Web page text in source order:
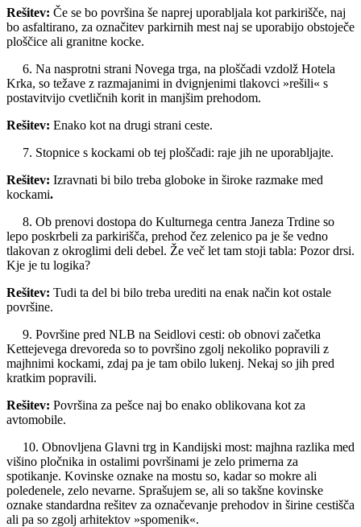
Rešitev: Če se bo površina še naprej uporabljala kot parkirišče, naj
bo asfaltirano, za označitev parkirnih mest naj se uporabijo obstoječe
ploščice ali granitne kocke.
6. Na nasprotni strani Novega trga, na ploščadi vzdolž Hotela
Krka, so težave z razmajanimi in dvignjenimi tlakovci »rešili« s
postavitvijo cvetličnih korit in manjšim prehodom.
Rešitev: Enako kot na drugi strani ceste.
7. Stopnice s kockami ob tej ploščadi: raje jih ne uporabljajte.
Rešitev: Izravnati bi bilo treba globoke in široke razmake med
kockami.
8. Ob prenovi dostopa do Kulturnega centra Janeza Trdine so
lepo poskrbeli za parkirišča, prehod čez zelenico pa je še vedno
tlakovan z okroglimi deli debel. Že več let tam stoji tabla: Pozor drsi.
Kje je tu logika?
Rešitev: Tudi ta del bi bilo treba urediti na enak način kot ostale
površine.
9. Površine pred NLB na Seidlovi cesti: ob obnovi začetka
Kettejevega drevoreda so to površino zgolj nekoliko popravili z
majhnimi kockami, zdaj pa je tam obilo lukenj. Nekaj so jih pred
kratkim popravili.
Rešitev: Površina za pešce naj bo enako oblikovana kot za
avtomobile.
10. Obnovljena Glavni trg in Kandijski most: majhna razlika med
višino pločnika in ostalimi površinami je zelo primerna za
spotikanje. Kovinske oznake na mostu so, kadar so mokre ali
poledenele, zelo nevarne. Sprašujem se, ali so takšne kovinske
oznake standardna rešitev za označevanje prehodov in širine cestišča
ali pa so zgolj arhitektov »spomenik«.